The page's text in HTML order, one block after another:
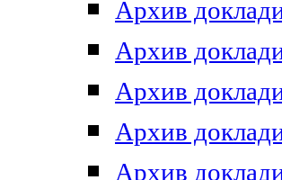
Архив
Архив
Архив
Архив
Архив